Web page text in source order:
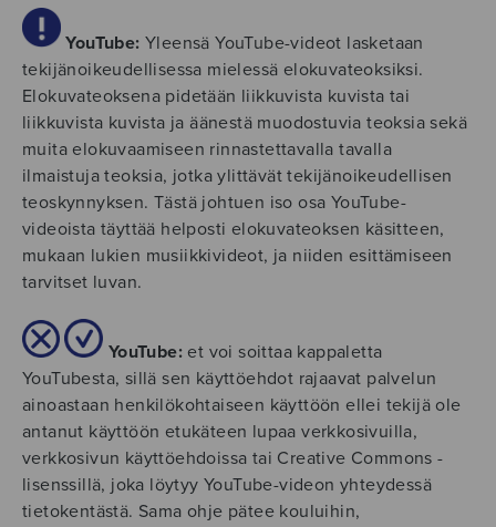
YouTube: Yleensä YouTube-videot lasketaan
tekijänoikeudellisessa mielessä elokuvateoksiksi.
Elokuvateoksena pidetään liikkuvista kuvista tai
liikkuvista kuvista ja äänestä muodostuvia teoksia sekä
muita elokuvaamiseen rinnastettavalla tavalla
ilmaistuja teoksia, jotka ylittävät tekijänoikeudellisen
teoskynnyksen. Tästä johtuen iso osa YouTube-
videoista täyttää helposti elokuvateoksen käsitteen,
mukaan lukien musiikkivideot, ja niiden esittämiseen
tarvitset luvan.
YouTube:et voi soittaa kappaletta
YouTubesta, sillä sen käyttöehdot rajaavat palvelun
ainoastaan henkilökohtaiseen käyttöön ellei tekijä ole
antanut käyttöön etukäteen lupaa verkkosivuilla,
verkkosivun käyttöehdoissa tai Creative Commons -
lisenssillä, joka löytyy YouTube-videon yhteydessä
tietokentästä. Sama ohje pätee kouluihin,